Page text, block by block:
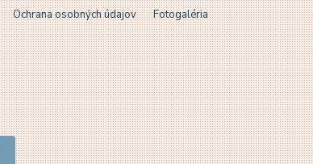
Ochrana osobných údajov Fotogaléria